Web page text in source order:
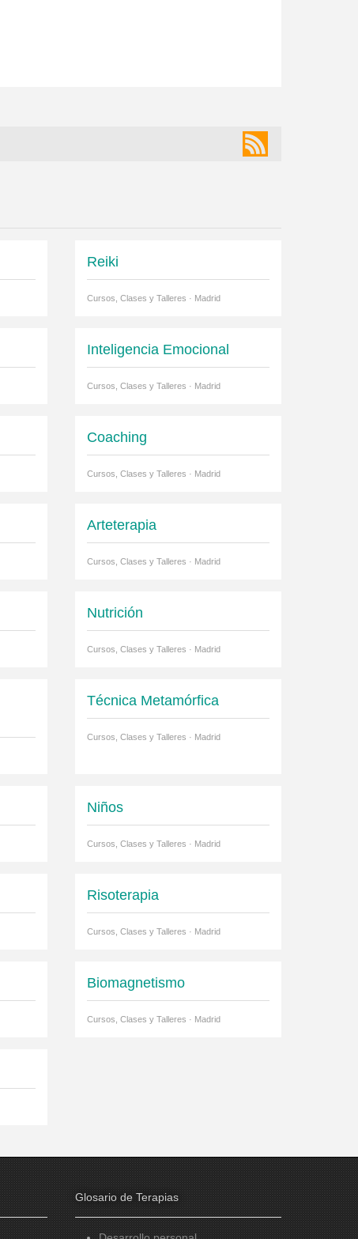
Reiki
Cursos, Clases y Talleres · Madrid
Inteligencia Emocional
Cursos, Clases y Talleres · Madrid
Coaching
Cursos, Clases y Talleres · Madrid
Arteterapia
Cursos, Clases y Talleres · Madrid
Nutrición
Cursos, Clases y Talleres · Madrid
Técnica Metamórfica
Cursos, Clases y Talleres · Madrid
Niños
Cursos, Clases y Talleres · Madrid
Risoterapia
Cursos, Clases y Talleres · Madrid
Biomagnetismo
Cursos, Clases y Talleres · Madrid
Glosario de Terapias